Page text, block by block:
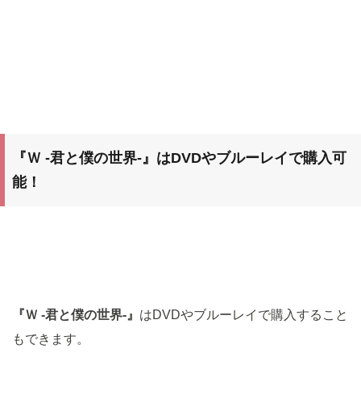
『Ｗ -君と僕の世界-』 はDVDやブルーレイで購入可
能！
『Ｗ -君と僕の世界-』 はDVDやブルーレイで購入すること
もできます。